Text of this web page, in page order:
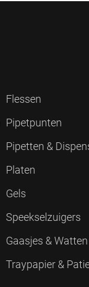
Flessen
Pipetpunten
Pipetten &
Platen
Gels
Speekselzuigers
Gaasjes & Watten
Traypapier &